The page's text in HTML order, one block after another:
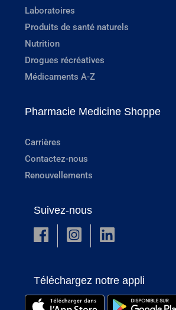
Laboratoires
Produits de santé naturels
Nutrition
Drogues récréatives
Médicaments A-Z
Pharmacie Medicine Shoppe
Carrières
Contactez-nous
Renouvellements
Suivez-nous
Téléchargez notre appli